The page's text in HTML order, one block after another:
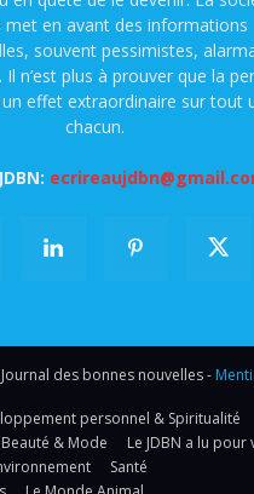
met en avant des informations
souvent pessimistes,
n’est plus à prouver que la
effet extraordinaire sur tout
chacun.
des bonnes nouvelles -
personnel & Spiritualité
Beauté & Mode
Le JDBN a lu pour
Santé